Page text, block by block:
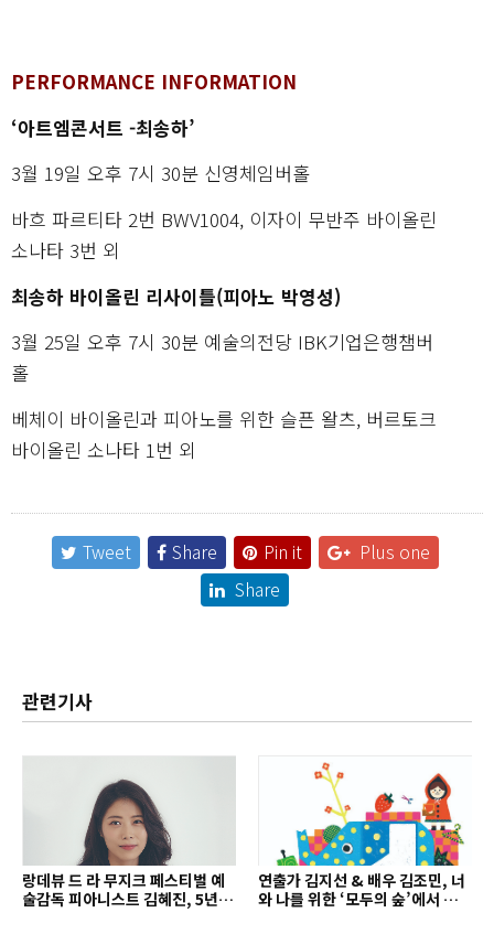
PERFORMANCE INFORMATION
‘아트엠콘서트 -최송하’
3월 19일 오후 7시 30분 신영체임버홀
바흐 파르티타 2번 BWV1004, 이자이 무반주 바이올린
소나타 3번 외
최송하 바이올린 리사이틀(피아노 박영성)
3월 25일 오후 7시 30분 예술의전당 IBK기업은행챔버
홀
베체이 바이올린과 피아노를 위한 슬픈 왈츠, 버르토크
바이올린 소나타 1번 외
Tweet Share Pin it
Plus one
Share
관련기사
랑데뷰 드 라 무지크 페스티벌 예
술감독 피아니스트 김혜진, 5년간
연출가 김지선 & 배우 김조민, 너
와 나를 위한 ‘모두의 숲’에서 만나